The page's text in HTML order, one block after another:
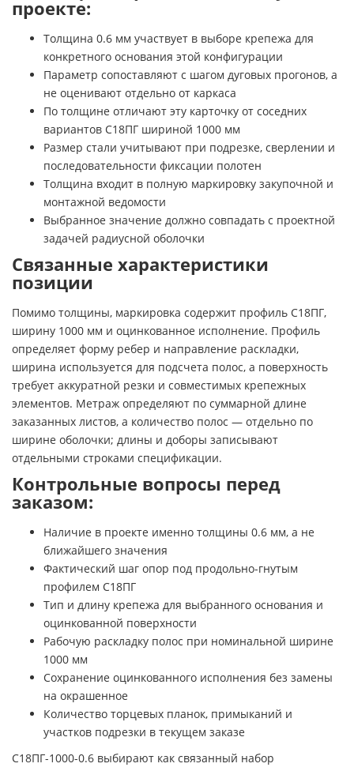
проекте:
Толщина 0.6 мм участвует в выборе крепежа для
конкретного основания этой конфигурации
Параметр сопоставляют с шагом дуговых прогонов, а
не оценивают отдельно от каркаса
По толщине отличают эту карточку от соседних
вариантов С18ПГ шириной 1000 мм
Размер стали учитывают при подрезке, сверлении и
последовательности фиксации полотен
Толщина входит в полную маркировку закупочной и
монтажной ведомости
Выбранное значение должно совпадать с проектной
задачей радиусной оболочки
Связанные характеристики
позиции
Помимо толщины, маркировка содержит профиль С18ПГ,
ширину 1000 мм и оцинкованное исполнение. Профиль
определяет форму ребер и направление раскладки,
ширина используется для подсчета полос, а поверхность
требует аккуратной резки и совместимых крепежных
элементов. Метраж определяют по суммарной длине
заказанных листов, а количество полос — отдельно по
ширине оболочки; длины и доборы записывают
отдельными строками спецификации.
Контрольные вопросы перед
заказом:
Наличие в проекте именно толщины 0.6 мм, а не
ближайшего значения
Фактический шаг опор под продольно-гнутым
профилем С18ПГ
Тип и длину крепежа для выбранного основания и
оцинкованной поверхности
Рабочую раскладку полос при номинальной ширине
1000 мм
Сохранение оцинкованного исполнения без замены
на окрашенное
Количество торцевых планок, примыканий и
участков подрезки в текущем заказе
С18ПГ-1000-0.6 выбирают как связанный набор